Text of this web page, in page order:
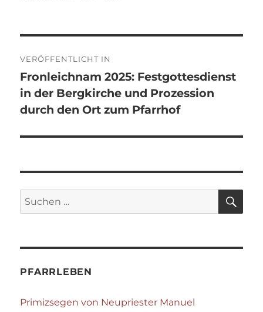
VERÖFFENTLICHT IN
Fronleichnam 2025: Festgottesdienst
in der Bergkirche und Prozession
durch den Ort zum Pfarrhof
Suchen
nach:
PFARRLEBEN
Primizsegen von Neupriester Manuel